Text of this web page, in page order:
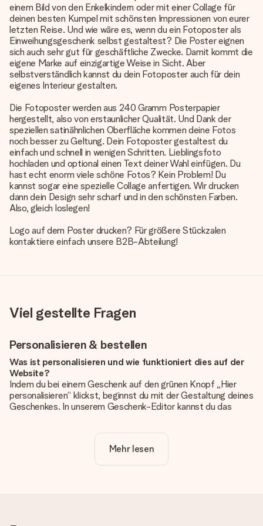
einem Bild von den Enkelkindern oder mit einer Collage für
deinen besten Kumpel mit schönsten Impressionen von eurer
letzten Reise. Und wie wäre es, wenn du ein Fotoposter als
Einweihungsgeschenk selbst gestaltest? Die Poster eignen
sich auch sehr gut für geschäftliche Zwecke. Damit kommt die
eigene Marke auf einzigartige Weise in Sicht. Aber
selbstverständlich kannst du dein Fotoposter auch für dein
eigenes Interieur gestalten.
Die Fotoposterwerden aus 240 Gramm Posterpapier
hergestellt, also von erstaunlicher Qualität. Und Dank der
speziellen satinähnlichen Oberfläche kommen deine Fotos
noch besser zu Geltung. Dein Fotoposter gestaltest du
einfach und schnell in wenigen Schritten. Lieblingsfoto
hochladen und optional einen Text deiner Wahl einfügen. Du
hast echt enorm viele schöne Fotos? Kein Problem! Du
kannst sogar eine spezielle Collage anfertigen. Wir drucken
dann dein Design sehr scharf und in den schönsten Farben.
Also, gleich loslegen!
Logo auf dem Poster drucken? Für größere Stückzalen
kontaktiere einfach unsere B2B-Abteilung!
Viel gestellte Fragen
Personalisieren & bestellen
Was ist personalisieren und wie funktioniert dies auf der
Website?
Indem du bei einem Geschenk auf den grünen Knopf „Hier
personalisieren“ klickst, beginnst du mit der Gestaltung deines
Geschenkes. In unserem Geschenk-Editor kannst du das
noch eines unserer angebotenen Designs, um deinem
Geschenk die perfekte Ausstrahlung zu verleihen.
Mehr lesen